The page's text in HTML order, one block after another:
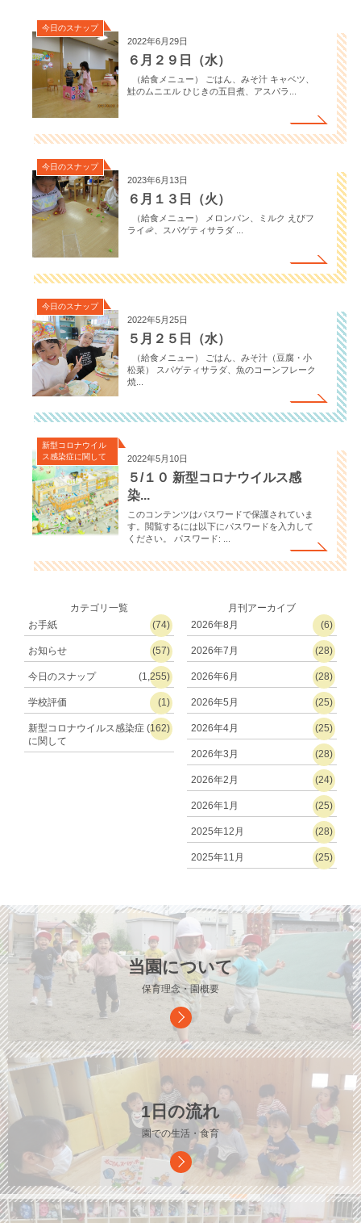
今日のスナップ
2022年6月29日
６月２９日（水）
（給食メニュー） ごはん、みそ汁 キャベツ、
鮭のムニエル ひじきの五目煮、アスパラ...
今日のスナップ
2023年6月13日
６月１３日（火）
（給食メニュー） メロンパン、ミルク えびフ
ライ🦐、スパゲティサラダ ...
今日のスナップ
2022年5月25日
５月２５日（水）
（給食メニュー） ごはん、みそ汁（豆腐・小
松菜） スパゲティサラダ、魚のコーンフレーク
焼...
新型コロナウイル
ス感染症に関して
2022年5月10日
５/１０ 新型コロナウイルス感
染...
このコンテンツはパスワードで保護されていま
す。閲覧するには以下にパスワードを入力して
ください。 パスワード: ...
カテゴリ一覧
お手紙
(74)
お知らせ (57)
今日のスナップ (1,255)
学校評価 (1)
新型コロナウイルス感染症
に関して
(162)
月刊アーカイブ
2026年8月
(6)
2026年7月 (28)
2026年6月 (28)
2026年5月 (25)
2026年4月 (25)
2026年3月 (28)
2026年2月 (24)
2026年1月 (25)
2025年12月 (28)
2025年11月 (25)
当園について
保育理念・園概要
1日の流れ
園での生活・食育